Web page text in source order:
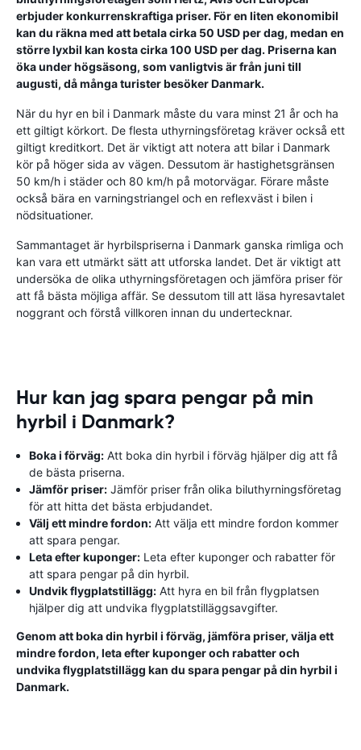
erbjuder konkurrenskraftiga priser. För en liten ekonomibil
kan du räkna med att betala cirka 50 USD per dag, medan en
större lyxbil kan kosta cirka 100 USD per dag. Priserna kan
öka under högsäsong, som vanligtvis är från juni till
augusti, då många turister besöker Danmark.
När du hyr en bil i Danmark måste du vara minst 21 år och ha
ett giltigt körkort. De flesta uthyrningsföretag kräver också ett
giltigt kreditkort. Det är viktigt att notera att bilar i Danmark
kör på höger sida av vägen. Dessutom är hastighetsgränsen
50 km/h i städer och 80 km/h på motorvägar. Förare måste
också bära en varningstriangel och en reflexväst i bilen i
nödsituationer.
Sammantaget är hyrbilspriserna i Danmark ganska rimliga och
kan vara ett utmärkt sätt att utforska landet. Det är viktigt att
undersöka de olika uthyrningsföretagen och jämföra priser för
att få bästa möjliga affär. Se dessutom till att läsa hyresavtalet
noggrant och förstå villkoren innan du undertecknar.
Hur kan jag spara pengar på min
hyrbil i Danmark?
Boka i förväg: Att boka din hyrbil i förväg hjälper dig att få
de bästa priserna.
Jämför priser: Jämför priser från olika biluthyrningsföretag
för att hitta det bästa erbjudandet.
Välj ett mindre fordon: Att välja ett mindre fordon kommer
att spara pengar.
Leta efter kuponger: Leta efter kuponger och rabatter för
att spara pengar på din hyrbil.
Undvik flygplatstillägg: Att hyra en bil från flygplatsen
hjälper dig att undvika flygplatstilläggsavgifter.
Genom att boka din hyrbil i förväg, jämföra priser, välja ett
mindre fordon, leta efter kuponger och rabatter och
undvika flygplatstillägg kan du spara pengar på din hyrbil i
Danmark.